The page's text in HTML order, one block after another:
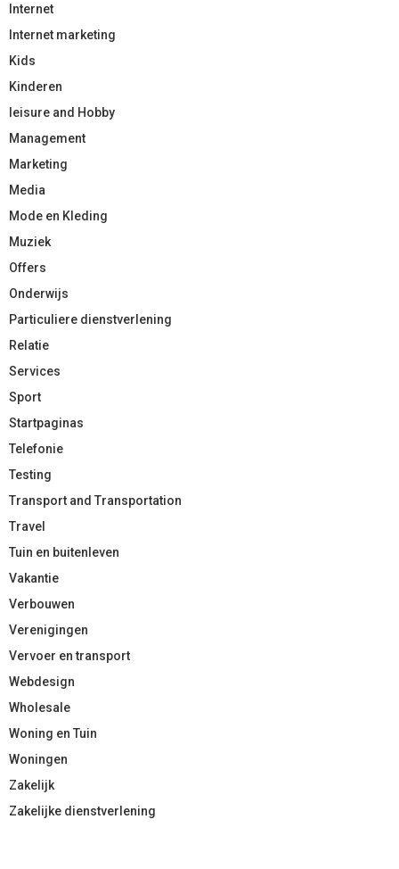
Internet
Internet marketing
Kids
Kinderen
leisure and Hobby
Management
Marketing
Media
Mode en Kleding
Muziek
Offers
Onderwijs
Particuliere dienstverlening
Relatie
Services
Sport
Startpaginas
Telefonie
Testing
Transport and Transportation
Travel
Tuin en buitenleven
Vakantie
Verbouwen
Verenigingen
Vervoer en transport
Webdesign
Wholesale
Woning en Tuin
Woningen
Zakelijk
Zakelijke dienstverlening